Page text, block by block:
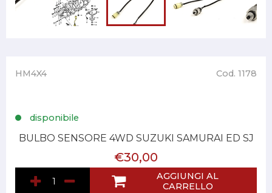
HM4X4 Cod. 1178
disponibile
BULBO SENSORE 4WD SUZUKI SAMURAI ED SJ
€30,00
AGGIUNGI AL
CARRELLO